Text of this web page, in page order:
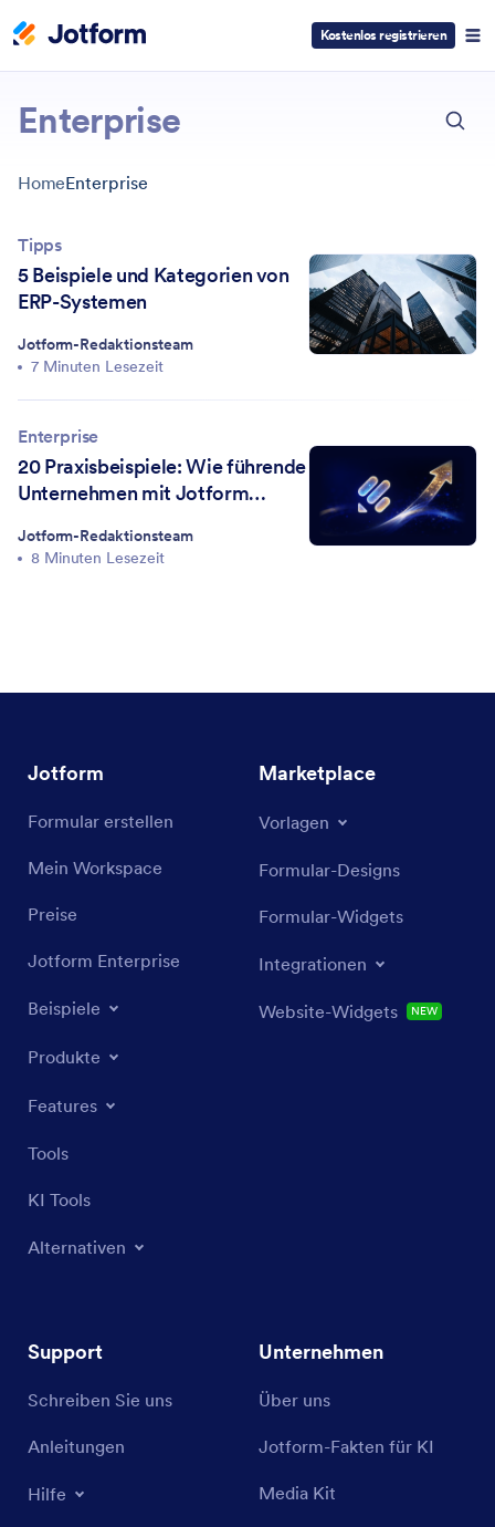
Kostenlos registrieren
Enterprise
HomeEnterprise
Tipps
5 Beispiele und Kategorien von
ERP-Systemen
Jotform-Redaktionsteam
7 Minuten Lesezeit
Enterprise
20 Praxisbeispiele: Wie führende
Unternehmen mit Jotform
Jotform-Redaktionsteam
8 Minuten Lesezeit
ESC
Jotform
Formular erstellen
Mein Workspace
Preise
Jotform Enterprise
Beispiele
Produkte
Features
Tools
KI Tools
Alternativen
Marketplace
Vorlagen
Formular-Designs
Formular-Widgets
Integrationen
Website-Widgets NEW
Support
Schreiben Sie uns
Anleitungen
Hilfe
Unternehmen
Über uns
Jotform-Fakten für KI
Media Kit